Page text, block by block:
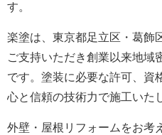
す。
楽塗は、東京都足立区・葛飾
ご支持いただき創業以来地域
です。塗装に必要な許可、資
心と信頼の技術力で施工いた
外壁・屋根リフォームをお考